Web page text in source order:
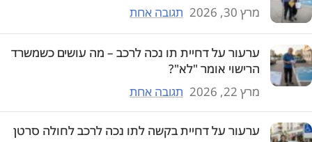
מרץ 30, 2026 תגובה אחת
ערעור על דחיית תו נכה לרכב – מה עושים כשמשרד
הרישוי אומר "לא"?
מרץ 22, 2026
תגובה אחת
ערעור על דחיית בקשה לתו נכה לרכב לחולה סרטן